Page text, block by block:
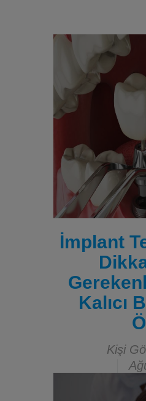
İmplant
Kalıcı
Kişi